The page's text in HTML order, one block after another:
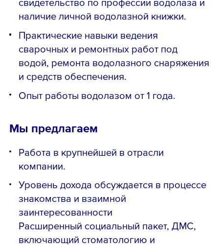
наличие личной водолазной книжки.
Практические навыки ведения
сварочных и ремонтных работ под
водой, ремонта водолазного снаряжения
и средств обеспечения.
Опыт работы водолазом от 1 года.
Мы предлагаем
Работа в крупнейшей в отрасли
компании.
Уровень дохода обсуждается в процессе
знакомства и взаимной
заинтересованности
Расширенный социальный пакет, ДМС,
включающий стоматологию и